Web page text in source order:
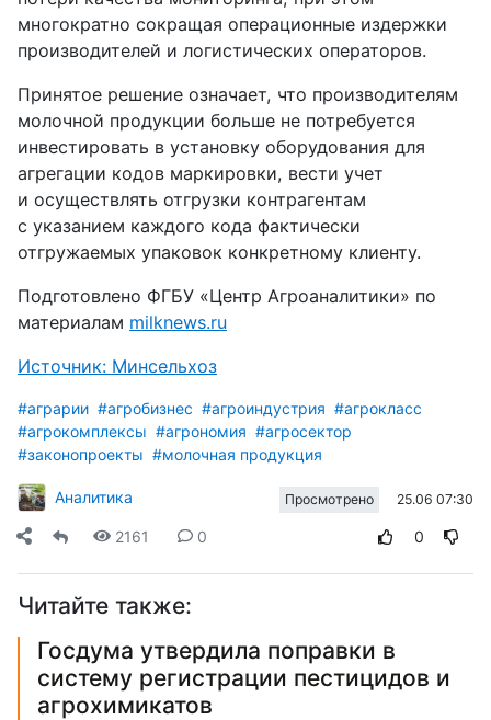
многократно сокращая операционные издержки
производителей и логистических операторов.
Принятое решение означает, что производителям
молочной продукции больше не потребуется
инвестировать в установку оборудования для
агрегации кодов маркировки, вести учет
и осуществлять отгрузки контрагентам
с указанием каждого кода фактически
отгружаемых упаковок конкретному клиенту.
Подготовлено ФГБУ «Центр Агроаналитики» по
материалам milknews.ru
Источник: Минсельхоз
#аграрии #агробизнес #агроиндустрия #агрокласс
#агрокомплексы #агрономия #агросектор
#законопроекты #молочная продукция
Аналитика Просмотрено 25.06 07:30
2161 0 0
Читайте также:
Госдума утвердила поправки в
систему регистрации пестицидов и
агрохимикатов